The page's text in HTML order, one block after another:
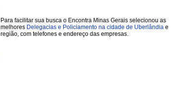
Para facilitar sua busca o Encontra Minas Gerais selecionou as
melhores Delegacias e Policiamento na cidade de Uberlândia e
região, com telefones e endereço das empresas.